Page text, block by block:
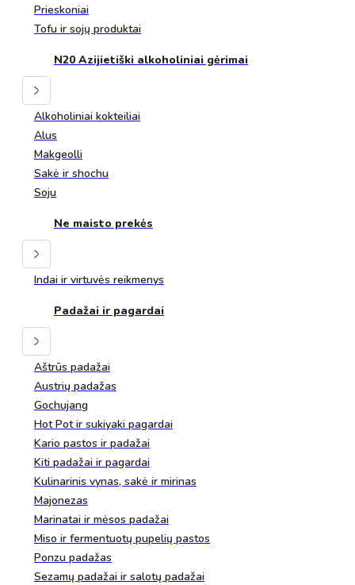
Prieskoniai
Tofu ir sojų produktai
N20 Azijietiški alkoholiniai gėrimai
Alkoholiniai kokteiliai
Alus
Makgeolli
Sakė ir shochu
Soju
Ne maisto prekės
Indai ir virtuvės reikmenys
Padažai ir pagardai
Aštrūs padažai
Austrių padažas
Gochujang
Hot Pot ir sukiyaki pagardai
Kario pastos ir padažai
Kiti padažai ir pagardai
Kulinarinis vynas, sakė ir mirinas
Majonezas
Marinatai ir mėsos padažai
Miso ir fermentuotų pupelių pastos
Ponzu padažas
Sezamų padažai ir salotų padažai